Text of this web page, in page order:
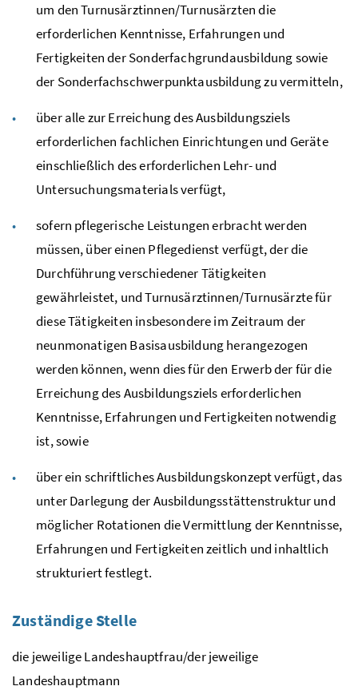
um den Turnusärztinnen/Turnusärzten die
erforderlichen Kenntnisse, Erfahrungen und
Fertigkeiten der Sonderfachgrundausbildung sowie
der Sonderfachschwerpunktausbildung zu vermitteln,
über alle zur Erreichung des Ausbildungsziels
erforderlichen fachlichen Einrichtungen und Geräte
einschließlich des erforderlichen Lehr- und
Untersuchungsmaterials verfügt,
sofern pflegerische Leistungen erbracht werden
müssen, über einen Pflegedienst verfügt, der die
Durchführung verschiedener Tätigkeiten
gewährleistet, und Turnusärztinnen/Turnusärzte für
diese Tätigkeiten insbesondere im Zeitraum der
neunmonatigen Basisausbildung herangezogen
werden können, wenn dies für den Erwerb der für die
Erreichung des Ausbildungsziels erforderlichen
Kenntnisse, Erfahrungen und Fertigkeiten notwendig
ist, sowie
über ein schriftliches Ausbildungskonzept verfügt, das
unter Darlegung der Ausbildungsstättenstruktur und
möglicher Rotationen die Vermittlung der Kenntnisse,
Erfahrungen und Fertigkeiten zeitlich und inhaltlich
strukturiert festlegt.
Zuständige Stelle
die jeweilige Landeshauptfrau/der jeweilige
Landeshauptmann